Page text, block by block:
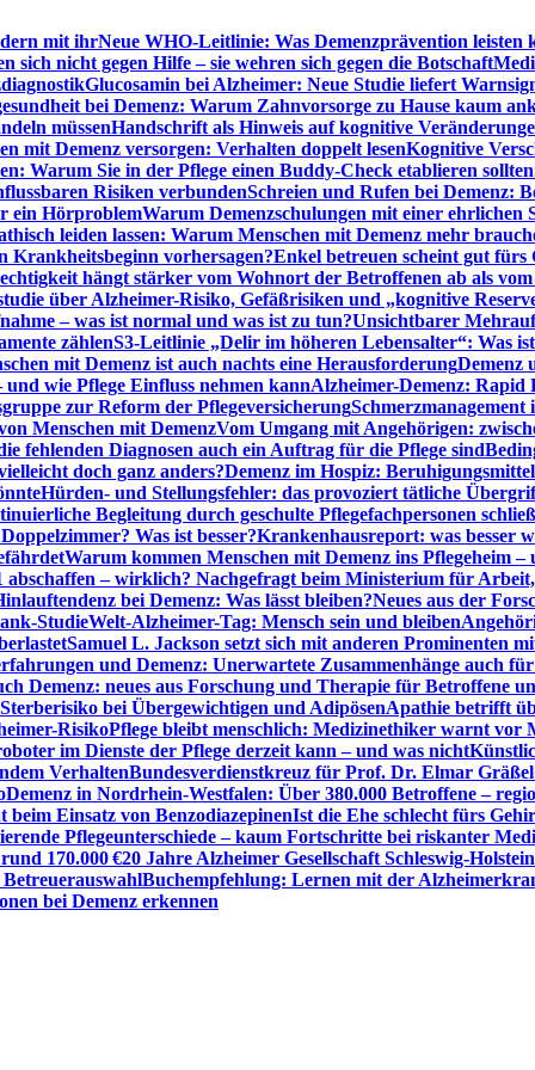
mit ihrNeue WHO-Leitlinie: Was Demenzprävention leisten
sich nicht gegen Hilfe – sie wehren sich gegen die Botschaft
Glucosamin bei Alzheimer: Neue Studie liefert
bei Demenz: Warum Zahnvorsorge zu Hause kaum
müssenHandschrift als Hinweis auf kognitive
mit Demenz versorgen: Verhalten doppelt lesenKognitive
Warum Sie in der Pflege einen Buddy-Check etablieren sollten
Risiken verbundenSchreien und Rufen bei Demenz:
ein HörproblemWarum Demenzschulungen mit einer ehrlichen
leiden lassen: Warum Menschen mit Demenz mehr
Krankheitsbeginn vorhersagen?Enkel betreuen scheint gut fürs
hängt stärker vom Wohnort der Betroffenen ab als vom
über Alzheimer-Risiko, Gefäßrisiken und „kognitive
– was ist normal und was ist zu tun?Unsichtbarer
zählenS3-Leitlinie „Delir im höheren Lebensalter“: Was
mit Demenz ist auch nachts eine HerausforderungDemenz
wie Pflege Einfluss nehmen kannAlzheimer-Demenz:
zur Reform der Pflegeversicherung
Menschen mit DemenzVom Umgang mit Angehörigen:
fehlenden Diagnosen auch ein Auftrag für die Pflege sind
doch ganz anders?Demenz im Hospiz:
Hürden- und Stellungsfehler: das provoziert tätliche
Begleitung durch geschulte Pflegefachpersonen
Was ist besser?Krankenhausreport: was besser
Warum kommen Menschen mit Demenz ins Pflegeheim
abschaffen – wirklich? Nachgefragt beim Ministerium für
bei Demenz: Was lässt bleiben?Neues aus der
StudieWelt-Alzheimer-Tag: Mensch sein und bleiben
Samuel L. Jackson setzt sich mit anderen Prominenten
und Demenz: Unerwartete Zusammenhänge auch
Demenz: neues aus Forschung und Therapie für Betroffene
bei Übergewichtigen und AdipösenApathie betrifft
RisikoPflege bleibt menschlich: Medizinethiker warnt vor
im Dienste der Pflege derzeit kann – und was nicht
VerhaltenBundesverdienstkreuz für Prof. Dr. Elmar
Demenz in Nordrhein-Westfalen: Über 380.000 Betroffene –
Einsatz von BenzodiazepinenIst die Ehe schlecht fürs
Pflegeunterschiede – kaum Fortschritte bei riskanter
170.000 €20 Jahre Alzheimer Gesellschaft Schleswig-
Buchempfehlung: Lernen mit der
bei Demenz erkennen